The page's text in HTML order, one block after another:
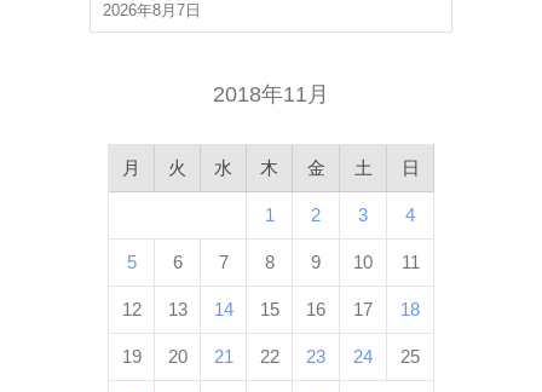
2026年8月7日
2018年11月
月 火 水 木 金 土 日
1 2 3 4
5 6 7 8 9 10 11
12 13 14 15 16 17 18
19 20 21 22 23 24 25